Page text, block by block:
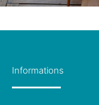
Informations